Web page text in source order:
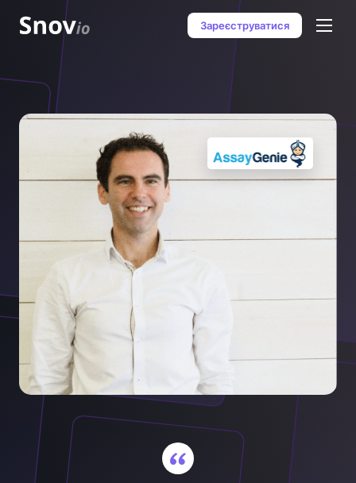
Зареєструватися